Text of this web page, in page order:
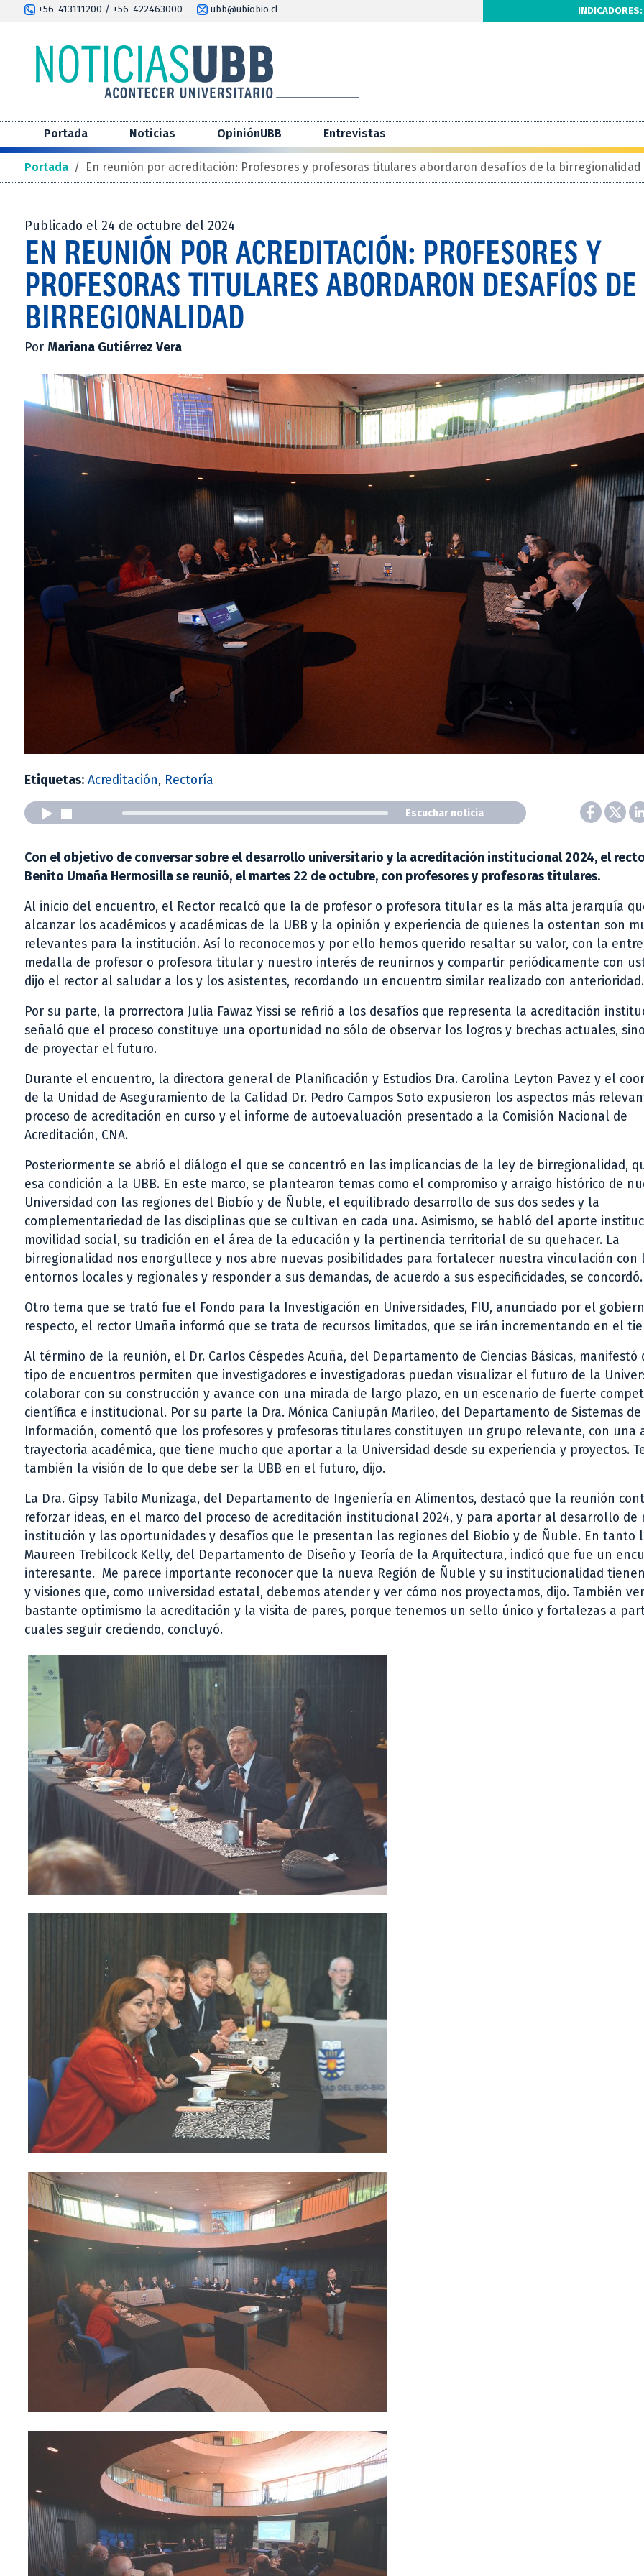
+56-413111200 / +56-422463000 ubb@ubiobio.cl INDICADORES:
Portada Noticias OpiniónUBB Entrevistas
Portada / En reunión por acreditación: Profesores y profesoras titulares abordaron desafíos de la birregionalidad
Publicado el 24 de octubre del 2024
EN REUNIÓN POR ACREDITACIÓN: PROFESORES Y
PROFESORAS TITULARES ABORDARON DESAFÍOS
BIRREGIONALIDAD
Por Mariana Gutiérrez Vera
Etiquetas: Acreditación, Rectoría
Escuchar noticia
Con el objetivo de conversar sobre el desarrollo universitario y la acreditación institucional 2024, el
Benito Umaña Hermosilla se reunió, el martes 22 de octubre, con profesores y profesoras titulares.
Al inicio del encuentro, el Rector recalcó que la de profesor o profesora titular es la más alta jerarquía
alcanzar los académicos y académicas de la UBB y la opinión y experiencia de quienes la ostentan son
relevantes para la institución. Así lo reconocemos y por ello hemos querido resaltar su valor, con la
medalla de profesor o profesora titular y nuestro interés de reunirnos y compartir periódicamente con
dijo el rector al saludar a los y los asistentes, recordando un encuentro similar realizado con anterioridad.
Por su parte, la prorrectora Julia Fawaz Yissi se refirió a los desafíos que representa la acreditación
señaló que el proceso constituye una oportunidad no sólo de observar los logros y brechas actuales,
de proyectar el futuro.
Durante el encuentro, la directora general de Planificación y Estudios Dra. Carolina Leyton Pavez y el
de la Unidad de Aseguramiento de la Calidad Dr. Pedro Campos Soto expusieron los aspectos más
proceso de acreditación en curso y el informe de autoevaluación presentado a la Comisión Nacional de
Acreditación, CNA.
Posteriormente se abrió el diálogo el que se concentró en las implicancias de la ley de birregionalidad,
esa condición a la UBB. En este marco, se plantearon temas como el compromiso y arraigo histórico de
Universidad con las regiones del Biobío y de Ñuble, el equilibrado desarrollo de sus dos sedes y la
complementariedad de las disciplinas que se cultivan en cada una. Asimismo, se habló del aporte
movilidad social, su tradición en el área de la educación y la pertinencia territorial de su quehacer. La
birregionalidad nos enorgullece y nos abre nuevas posibilidades para fortalecer nuestra vinculación con
entornos locales y regionales y responder a sus demandas, de acuerdo a sus especificidades, se concordó.
Otro tema que se trató fue el Fondo para la Investigación en Universidades, FIU, anunciado por el
respecto, el rector Umaña informó que se trata de recursos limitados, que se irán incrementando en el
Al término de la reunión, el Dr. Carlos Céspedes Acuña, del Departamento de Ciencias Básicas, manifestó
tipo de encuentros permiten que investigadores e investigadoras puedan visualizar el futuro de la
colaborar con su construcción y avance con una mirada de largo plazo, en un escenario de fuerte
científica e institucional. Por su parte la Dra. Mónica Caniupán Marileo, del Departamento de Sistemas de
Información, comentó que los profesores y profesoras titulares constituyen un grupo relevante, con una
trayectoria académica, que tiene mucho que aportar a la Universidad desde su experiencia y proyectos.
también la visión de lo que debe ser la UBB en el futuro, dijo.
La Dra. Gipsy Tabilo Munizaga, del Departamento de Ingeniería en Alimentos, destacó que la reunión
reforzar ideas, en el marco del proceso de acreditación institucional 2024, y para aportar al desarrollo de
institución y las oportunidades y desafíos que le presentan las regiones del Biobío y de Ñuble. En tanto
Maureen Trebilcock Kelly, del Departamento de Diseño y Teoría de la Arquitectura, indicó que fue un
interesante. Me parece importante reconocer que la nueva Región de Ñuble y su institucionalidad
y visiones que, como universidad estatal, debemos atender y ver cómo nos proyectamos, dijo. También
bastante optimismo la acreditación y la visita de pares, porque tenemos un sello único y fortalezas a
cuales seguir creciendo, concluyó.